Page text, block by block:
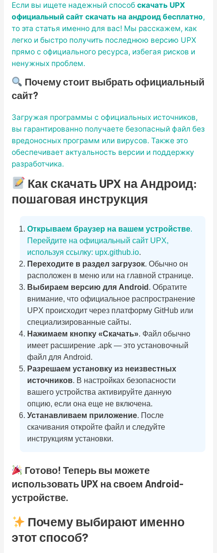
Если вы ищете надежный способ скачать UPX
официальный сайт скачать на андроид бесплатно,
то эта статья именно для вас! Мы расскажем, как
легко и быстро получить последнюю версию UPX
прямо с официального ресурса, избегая рисков и
ненужных проблем.
Почему стоит выбрать официальный
сайт?
Загружая программы с официальных источников,
вы гарантированно получаете безопасный файл без
вредоносных программ или вирусов. Также это
обеспечивает актуальность версии и поддержку
разработчика.
Как скачать UPX на Андроид:
пошаговая инструкция
Открываем браузер на вашем устройстве.
Перейдите на официальный сайт UPX,
используя ссылку: upx.github.io.
Переходите в раздел загрузок. Обычно он
расположен в меню или на главной странице.
Выбираем версию для Android . Обратите
внимание, что официальное распространение
UPX происходит через платформу GitHub или
специализированные сайты.
Нажимаем кнопку «Скачать». Файл обычно
имеет расширение .apk — это установочный
файл для Android.
Разрешаем установку из неизвестных
источников. В настройках безопасности
вашего устройства активируйте данную
опцию, если она еще не включена.
Устанавливаем приложение. После
скачивания откройте файл и следуйте
инструкциям установки.
Готово! Теперь вы можете
использовать UPX на своем Android-
устройстве.
Почему выбирают именно
этот способ?